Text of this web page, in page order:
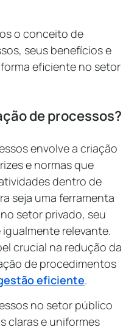
o conceito de
seus benefícios e
eficiente no setor
de processos?
envolve a criação
e normas que
dentro de
seja uma ferramenta
setor privado, seu
relevante.
crucial na redução da
de procedimentos
eficiente.
no setor público
claras e uniformes